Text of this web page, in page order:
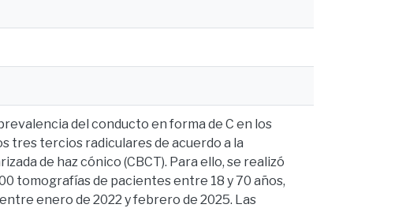
del conducto en forma de C en los
tres tercios radiculares de acuerdo a la
de haz cónico (CBCT). Para ello, se realizó
tomografías de pacientes entre 18 y 70 años,
enero de 2022 y febrero de 2025. Las